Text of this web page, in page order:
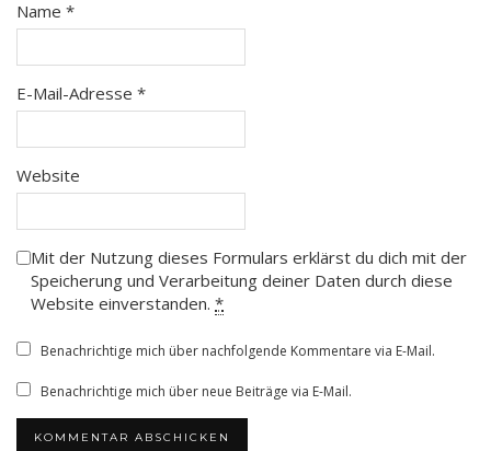
Name *
E-Mail-Adresse *
Website
Mit der Nutzung dieses Formulars erklärst du dich mit der
Speicherung und Verarbeitung deiner Daten durch diese
Website einverstanden. *
Benachrichtige mich über nachfolgende Kommentare via E-Mail.
Benachrichtige mich über neue Beiträge via E-Mail.